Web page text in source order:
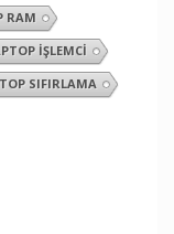
RAM
İŞLEMCI
SIFIRLAMA